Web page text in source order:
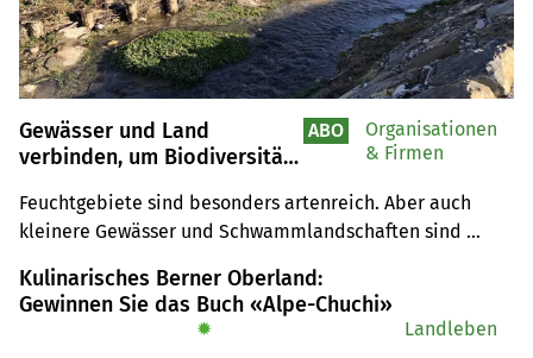
Gewässer und Land
verbinden, um Biodiversität
produzieren
Feuchtgebiete sind besonders artenreich. Aber auch
kleinere Gewässer und Schwammlandschaften sind
Keylines und Weiher zum Werkzeugkasten – und
politische Entscheide zu den offenen Fragen.
ABO
Organisationen
& Firmen
Kulinarisches Berner Oberland:
Gewinnen Sie das Buch «Alpe-Chuchi»
✹ Landleben